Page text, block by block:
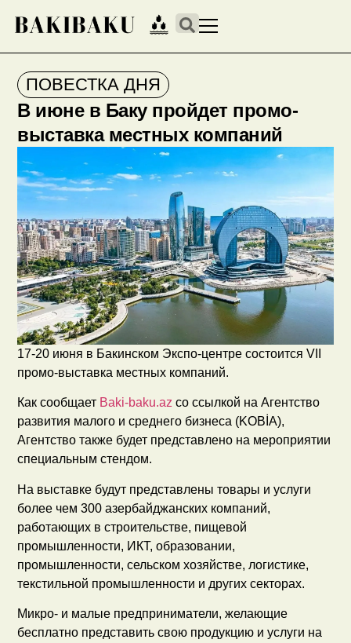
ПОВЕСТКА ДНЯ
В июне в Баку пройдет промо-
выставка местных компаний
17-20 июня в Бакинском Экспо-центре состоится VII
промо-выставка местных компаний.
Как сообщает Baki-baku.az со ссылкой на Агентство
развития малого и среднего бизнеса (KOBİA),
Агентство также будет представлено на мероприятии
специальным стендом.
На выставке будут представлены товары и услуги
более чем 300 азербайджанских компаний,
работающих в строительстве, пищевой
промышленности, ИКТ, образовании,
промышленности, сельском хозяйстве, логистике,
текстильной промышленности и других секторах.
Микро- и малые предприниматели, желающие
бесплатно представить свою продукцию и услуги на